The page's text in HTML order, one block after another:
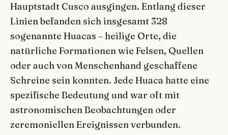
Hauptstadt Cusco ausgingen. Entlang dieser
Linien befanden sich insgesamt 328
sogenannte Huacas – heilige Orte, die
natürliche Formationen wie Felsen, Quellen
oder auch von Menschenhand geschaffene
Schreine sein konnten. Jede Huaca hatte eine
spezifische Bedeutung und war oft mit
astronomischen Beobachtungen oder
zeremoniellen Ereignissen verbunden.